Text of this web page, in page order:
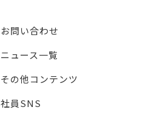
お問い合わせ
ニュース一覧
その他コンテンツ
社員SNS